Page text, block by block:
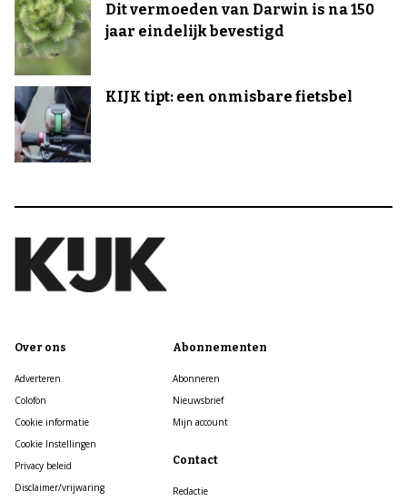
Dit vermoeden van Darwin is na 150
jaar eindelijk bevestigd
KIJK tipt: een onmisbare fietsbel
Over ons
Adverteren
Colofon
Cookie informatie
Cookie Instellingen
Privacy beleid
Disclaimer/vrijwaring
Abonnementen
Abonneren
Nieuwsbrief
Mijn account
Contact
Redactie